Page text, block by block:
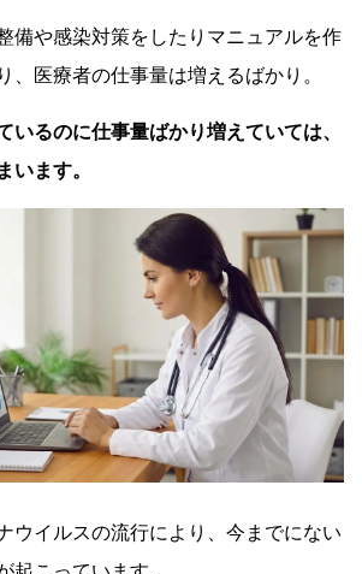
備や感染対策をしたりマニュアルを作
、医療者の仕事量は増えるばかり。
いるのに仕事量ばかり増えていては、
います。
ウイルスの流行により、今までにない